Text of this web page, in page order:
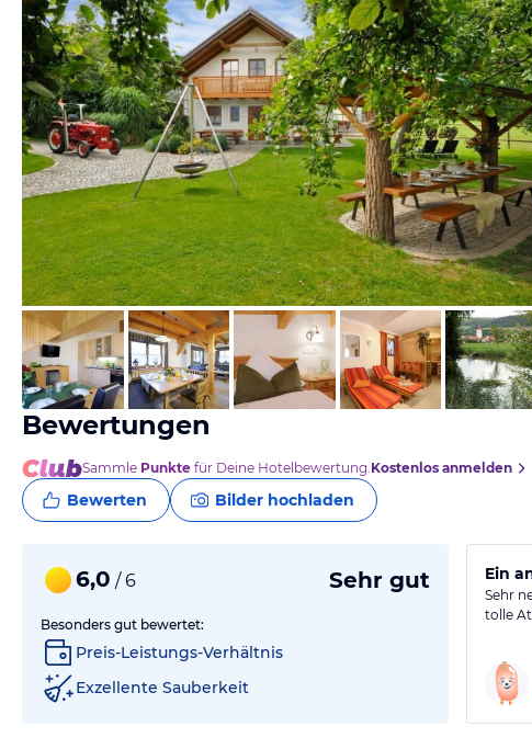
vom Hotelier, Dezember 2014
Bewertungen
Sammle Punkte für Deine Hotelbewertung.Kostenlos anmelden
Bewerten Bilder hochladen
6,0 / 6 Sehr gut
Besonders gut bewertet:
Preis-Leistungs-Verhältnis
Exzellente Sauberkeit
Ein
Sehr
tolle